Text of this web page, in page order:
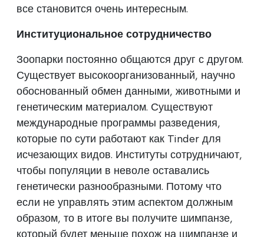
все становится очень интересным.
Институциональное сотрудничество
Зоопарки постоянно общаются друг с другом.
Существует высокоорганизованный, научно
обоснованный обмен данными, животными и
генетическим материалом. Существуют
международные программы разведения,
которые по сути работают как Tinder для
исчезающих видов. Институты сотрудничают,
чтобы популяции в неволе оставались
генетически разнообразными. Потому что
если не управлять этим аспектом должным
образом, то в итоге вы получите шимпанзе,
который будет меньше похож на шимпанзе и